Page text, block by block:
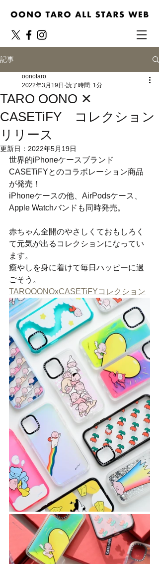
記事
TARO OONO ✕
CASETiFY コレクション
リリース
oonotaro
2022年3月19日 読了時間: 1分
更新日： 2022年5月19日
世界的iPhoneケースブランド
CASETiFYとのコラボレーション商品
が発売！
iPhoneケースの他、AirPodsケース、
Apple Watchバンドも同時発売。
赤ちゃん全開のやさしくておもしろく
て元気が出るコレクションになってい
ます。
癒やしを身に着けて毎日ハッピーに過
ごそう。
TAROOONOxCASETiFYコレクション